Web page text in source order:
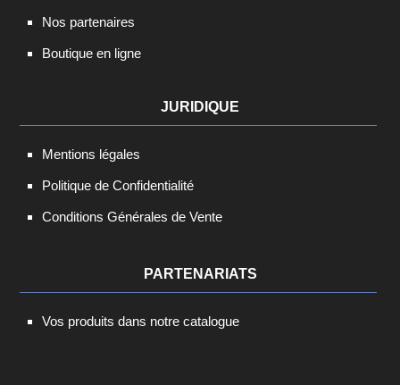
Nos partenaires
Boutique en ligne
JURIDIQUE
Mentions légales
Politique de Confidentialité
Conditions Générales de Vente
PARTENARIATS
Vos produits dans notre catalogue